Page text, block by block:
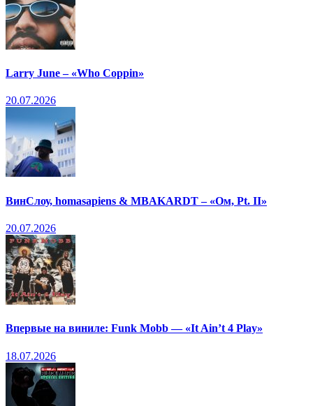
Larry June – «Who Coppin»
20.07.2026
ВинСлоу, homasapiens & MBAKARDT – «Ом, Pt. II»
20.07.2026
Впервые на виниле: Funk Mobb — «It Ain’t 4 Play»
18.07.2026